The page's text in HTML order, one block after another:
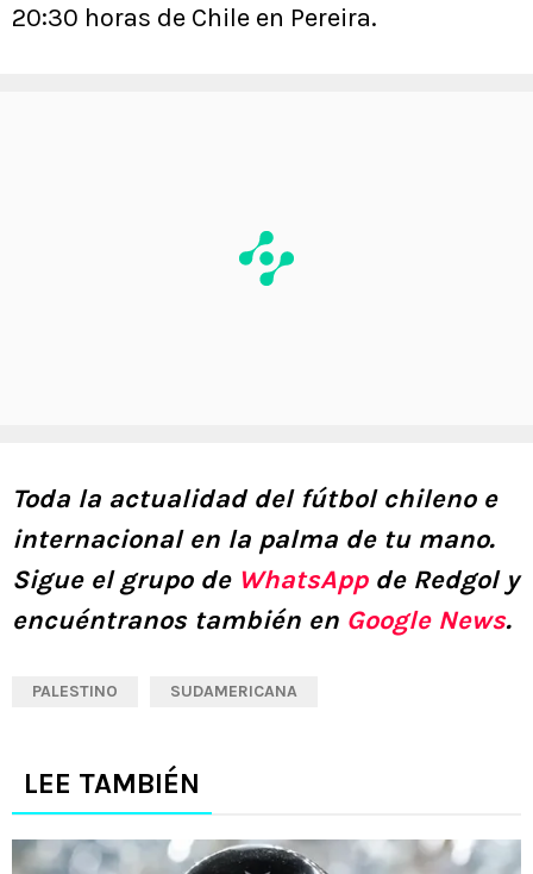
20:30 horas de Chile en Pereira.
Toda la actualidad del fútbol chileno e
internacional en la palma de tu mano.
Sigue el grupo de WhatsAppde Redgol y
encuéntranos también en Google News.
PALESTINO SUDAMERICANA
LEE TAMBIÉN